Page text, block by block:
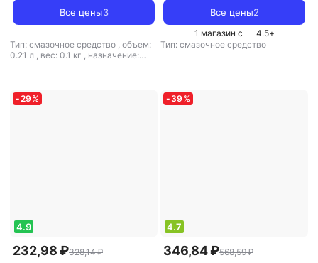
Все цены3
Тип: смазочное средство , объем:
0.21 л , вес: 0.1 кг , назначение:
Все цены2
1 магазин с 4.5+
Тип: смазочное средство
-29 %
4.9
232,98 ₽328,14 ₽
- 39 %
4.7
346,84 ₽568,59 ₽